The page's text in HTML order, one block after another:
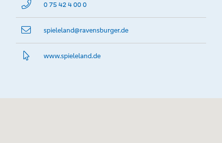
0 75 42 4 00 0
spieleland@­ravensburger.de
www.­spieleland.­de